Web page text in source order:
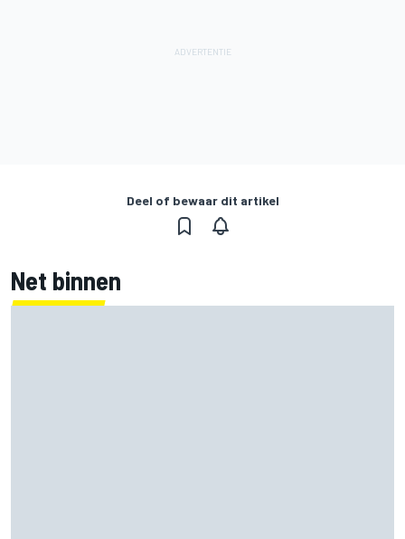
Deel of bewaar dit artikel
Net binnen